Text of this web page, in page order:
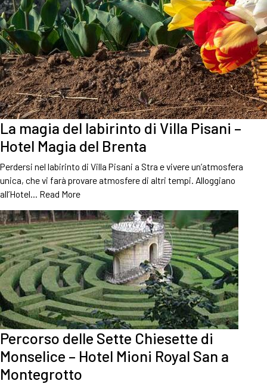
La magia del labirinto di Villa Pisani –
Hotel Magia del Brenta
Perdersi nel labirinto di Villa Pisani a Stra e vivere un’atmosfera
unica, che vi farà provare atmosfere di altri tempi. Alloggiano
all’Hotel… Read More
Percorso delle Sette Chiesette di
Monselice – Hotel Mioni Royal San a
Montegrotto